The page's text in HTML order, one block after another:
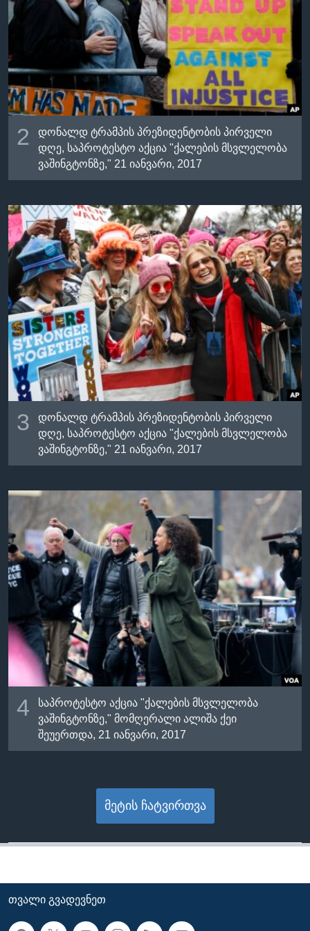
2
დონალდ ტრამპის პრეზიდენტობის პირველი
დღე, საპროტესტო აქცია "ქალების მსვლელობა
ვაშინგტონზე," 21 იანვარი, 2017
3
დონალდ ტრამპის პრეზიდენტობის პირველი
დღე, საპროტესტო აქცია "ქალების მსვლელობა
ვაშინგტონზე," 21 იანვარი, 2017
4
საპროტესტო აქცია "ქალების მსვლელობა
ვაშინგტონზე," მომღერალი ალიშა ქეი
შეუერთდა, 21 იანვარი, 2017
მეტის ჩატვირთვა
ᲗᲕᲐᲚᲘ ᲒᲕᲐᲓᲔᲕᲜᲔᲗ